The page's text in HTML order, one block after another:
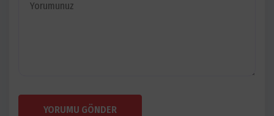
YORUMU GÖNDER